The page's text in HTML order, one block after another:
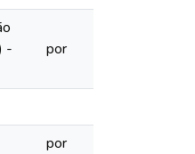
-
por
por